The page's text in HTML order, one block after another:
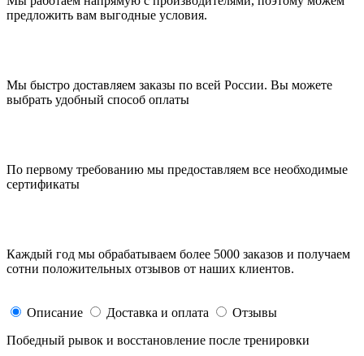
предложить вам выгодные условия.
Мы быстро доставляем заказы по всей России. Вы можете
выбрать удобный способ оплаты
По первому требованию мы предоставляем все необходимые
сертификаты
Каждый год мы обрабатываем более 5000 заказов и получаем
сотни положительных отзывов от наших клиентов.
Описание Доставка и оплата
Отзывы
Победный рывок и восстановление после тренировки